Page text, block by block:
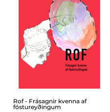
Rof - Frásagnir kvenna af
fóstureyðingum